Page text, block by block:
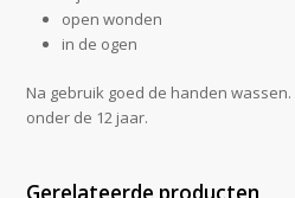
open wonden
in de ogen
Na gebruik goed de handen
onder de 12 jaar.